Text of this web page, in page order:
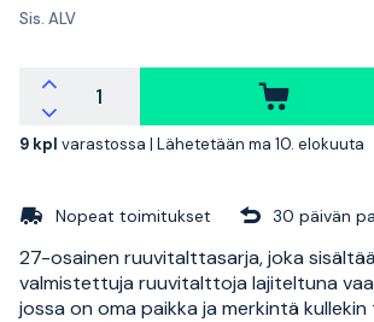
Sis. ALV
9 kpl varastossa | Lähetetään ma 10. elokuuta
Nopeat toimitukset 30 päivän
27-osainen ruuvitalttasarja, joka
valmistettuja ruuvitalttoja lajiteltuna
jossa on oma paikka ja merkintä kullekin